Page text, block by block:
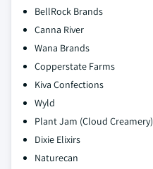
BellRock Brands
Canna River
Wana Brands
Copperstate Farms
Kiva Confections
Wyld
Plant Jam (Cloud Creamery)
Dixie Elixirs
Naturecan